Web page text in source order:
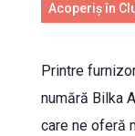
Acoperiș în
Printre
numără Bilka
care ne oferă